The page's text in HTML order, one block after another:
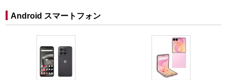
Android スマートフォン